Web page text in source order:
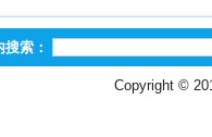
搜索：
Copyright ©